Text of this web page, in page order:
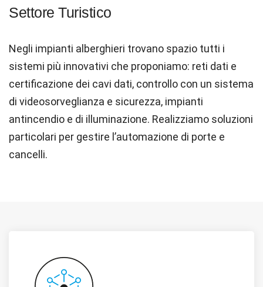
Settore Turistico
Negli impianti alberghieri trovano spazio tutti i
sistemi più innovativi che proponiamo: reti dati e
certificazione dei cavi dati, controllo con un sistema
di videosorveglianza e sicurezza, impianti
antincendio e di illuminazione. Realizziamo soluzioni
particolari per gestire l ’automazione di porte e
cancelli.